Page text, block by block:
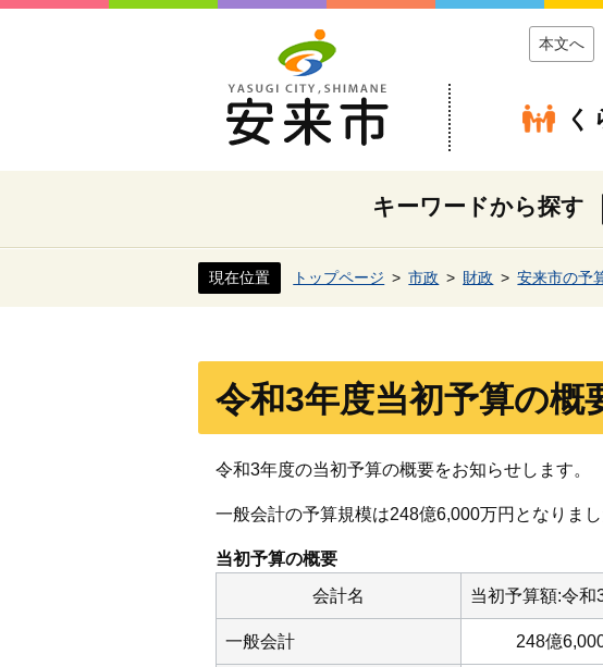
本文へ
く
キーワードから探す
現在位置 トップページ 市政 財政 安来市の予
令和3年度当初予算の概
令和3年度の当初予算の概要をお知らせします。
一般会計の予算規模は248億6,000万円となりま
当初予算の概要
会計名
当初予算額:令和
一般会計 248億